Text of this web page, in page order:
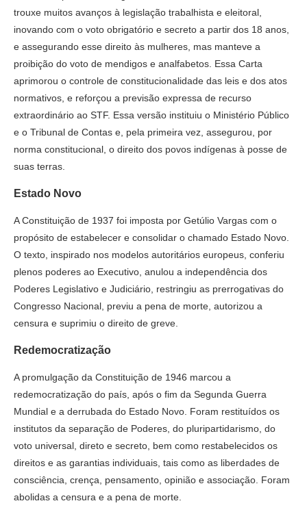
trouxe muitos avanços à legislação trabalhista e eleitoral,
inovando com o voto obrigatório e secreto a partir dos 18 anos,
e assegurando esse direito às mulheres, mas manteve a
proibição do voto de mendigos e analfabetos. Essa Carta
aprimorou o controle de constitucionalidade das leis e dos atos
normativos, e reforçou a previsão expressa de recurso
extraordinário ao STF. Essa versão instituiu o Ministério Público
e o Tribunal de Contas e, pela primeira vez, assegurou, por
norma constitucional, o direito dos povos indígenas à posse de
suas terras.
Estado Novo
A Constituição de 1937 foi imposta por Getúlio Vargas com o
propósito de estabelecer e consolidar o chamado Estado Novo.
O texto, inspirado nos modelos autoritários europeus, conferiu
plenos poderes ao Executivo, anulou a independência dos
Poderes Legislativo e Judiciário, restringiu as prerrogativas do
Congresso Nacional, previu a pena de morte, autorizou a
censura e suprimiu o direito de greve.
Redemocratização
A promulgação da Constituição de 1946 marcou a
redemocratização do país, após o fim da Segunda Guerra
Mundial e a derrubada do Estado Novo. Foram restituídos os
institutos da separação de Poderes, do pluripartidarismo, do
voto universal, direto e secreto, bem como restabelecidos os
direitos e as garantias individuais, tais como as liberdades de
consciência, crença, pensamento, opinião e associação. Foram
abolidas a censura e a pena de morte.